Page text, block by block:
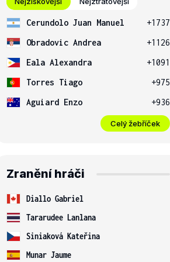
Cerundolo Juan Manuel
+1737
Obradovic Andrea
+1126
Eala Alexandra
+1091
Torres Tiago
+975
Aguiard Enzo
+936
Celý žebříček
Zranění hráči
Diallo Gabriel
Tararudee Lanlana
Siniaková Kateřina
Munar Jaume